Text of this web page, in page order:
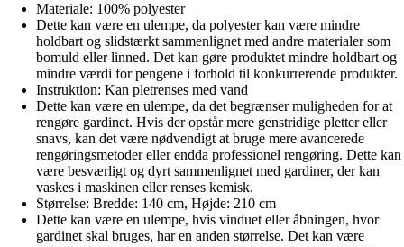
Materiale: 100% polyester
Dette kan være en ulempe, da polyester kan være mindre
holdbart og slidstærkt sammenlignet med andre materialer som
bomuld eller linned. Det kan gøre produktet mindre holdbart og
mindre værdi for pengene i forhold til konkurrerende produkter.
Instruktion: Kan pletrenses med vand
Dette kan være en ulempe, da det begrænser muligheden for at
rengøre gardinet. Hvis der opstår mere genstridige pletter eller
snavs, kan det være nødvendigt at bruge mere avancerede
rengøringsmetoder eller endda professionel rengøring. Dette kan
være besværligt og dyrt sammenlignet med gardiner, der kan
vaskes i maskinen eller renses kemisk.
Størrelse: Bredde: 140 cm, Højde: 210 cm
Dette kan være en ulempe, hvis vinduet eller åbningen, hvor
gardinet skal bruges, har en anden størrelse. Det kan være